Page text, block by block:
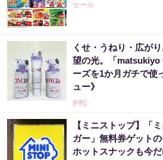
セール
くせ・うねり・広が
望の光。「matsukiyo
ーズを1か月ガチで使
ュー》
[PR]
【ミニストップ】「
ガー」無料券ゲット
ホットスナックも今だ